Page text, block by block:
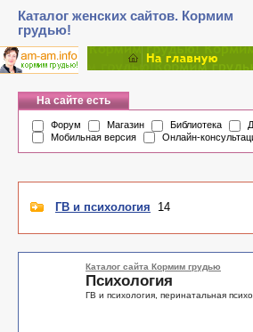
Каталог женских сайтов. Кормим
грудью!
На сайте есть
Форум Магазин Библиотека
Мобильная версия
Онлайн-
ГВ и психология 14
Каталог сайта Кормим грудью
Психология
ГВ и психология, перинатальная